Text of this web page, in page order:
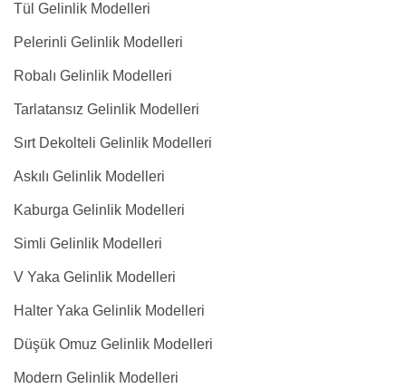
Tül Gelinlik Modelleri
Pelerinli Gelinlik Modelleri
Robalı Gelinlik Modelleri
Tarlatansız Gelinlik Modelleri
Sırt Dekolteli Gelinlik Modelleri
Askılı Gelinlik Modelleri
Kaburga Gelinlik Modelleri
Simli Gelinlik Modelleri
V Yaka Gelinlik Modelleri
Halter Yaka Gelinlik Modelleri
Düşük Omuz Gelinlik Modelleri
Modern Gelinlik Modelleri